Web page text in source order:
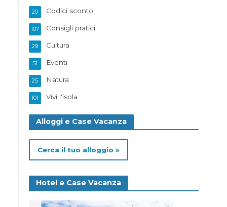
Codici sconto
20
Consigli pratici
107
Cultura
29
Eventi
51
Natura
25
Vivi l'isola
101
Alloggi e Case Vacanza
Cerca il tuo alloggio »
Hotel e Case Vacanza